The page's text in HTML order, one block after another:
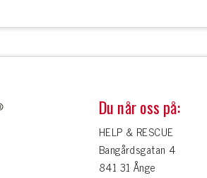
Du når oss på:
HELP & RESCUE
Bangårdsgatan 4
841 31 Ånge